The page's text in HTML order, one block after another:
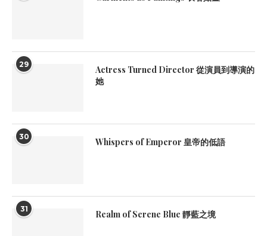
29
Actress Turned Director 從演員到導演的
她
30 Whispers of Emperor 皇帝的低語
31 Realm of Serene Blue 靜藍之境